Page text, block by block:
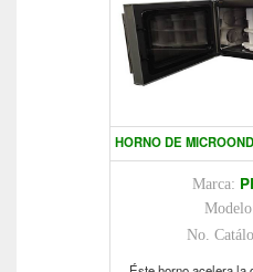
HORNO DE
Marca:
No.